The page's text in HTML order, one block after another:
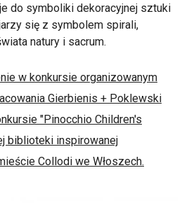
do symboliki dekoracyjnej sztuki
się z symbolem spirali,
natury i sacrum.
w konkursie organizowanym
Gierbienis + Poklewski
"Pinocchio Children's
biblioteki inspirowanej
Collodi we Włoszech.